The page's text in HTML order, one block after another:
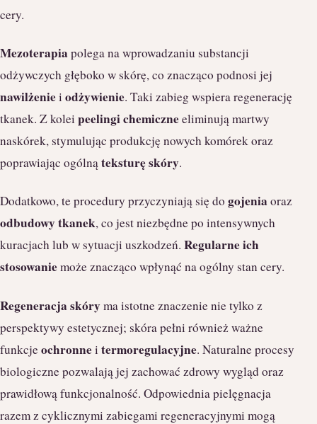
cery.
Mezoterapia polega na wprowadzaniu substancji
odżywczych głęboko w skórę, co znacząco podnosi jej
nawilżeniei odżywienie. Taki zabieg wspiera regenerację
tkanek. Z kolei peelingi chemiczneeliminują martwy
naskórek, stymulując produkcję nowych komórek oraz
poprawiając ogólnąteksturę skóry.
Dodatkowo, te procedury przyczyniają się do gojenia oraz
odbudowy tkanek, co jest niezbędne po intensywnych
kuracjach lub w sytuacji uszkodzeń. Regularne ich
stosowaniemoże znacząco wpłynąć na ogólny stan cery.
Regeneracja skóryma istotne znaczenie nie tylko z
perspektywy estetycznej; skóra pełni również ważne
funkcjeochronnei termoregulacyjne. Naturalne procesy
biologiczne pozwalają jej zachować zdrowy wygląd oraz
prawidłową funkcjonalność. Odpowiednia pielęgnacja
razem z cyklicznymi zabiegami regeneracyjnymi mogą